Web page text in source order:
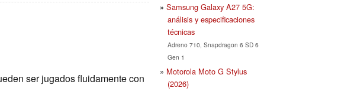
ser jugados fluidamente con
Samsung Galaxy A27 5G:
análisis y especificaciones
técnicas
Adreno 710, Snapdragon 6 SD 6
Gen 1
Motorola Moto G Stylus
(2026)